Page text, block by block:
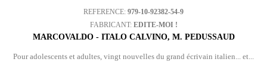
REFERENCE: 979-10-92382-54-9
FABRICANT: EDITE-MOI !
MARCOVALDO - ITALO CALVINO, M. PEDUSSAUD
Pour adolescents et adultes, vingt nouvelles du grand écrivain italien... et...